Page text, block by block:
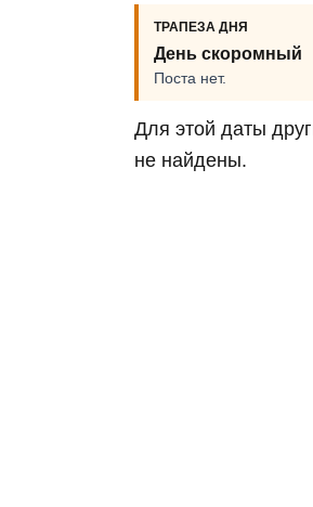
ТРАПЕЗА ДНЯ
День скоромный
Поста нет.
Для этой даты
не найдены.